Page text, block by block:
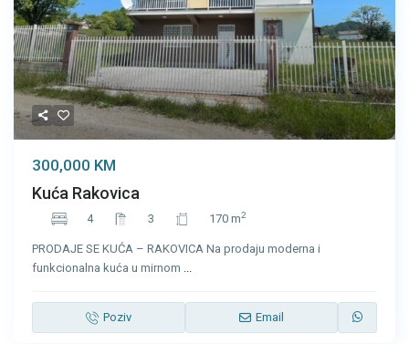
300,000 KM
Kuća Rakovica
4 3 170 m2
PRODAJE SE KUĆA – RAKOVICA Na prodaju moderna i
funkcionalna kuća u mirnom ...
Poziv Email